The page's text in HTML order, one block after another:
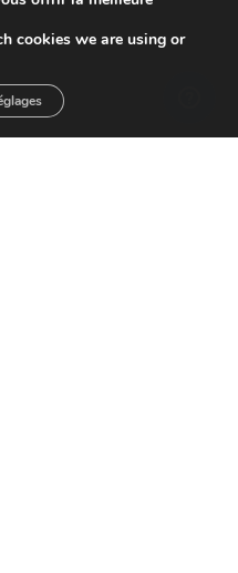
cookies we are using or